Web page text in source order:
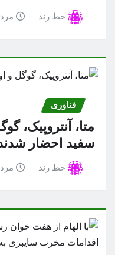
خط رند مرداد ۱۶,
فناوری
متا، آنتروپیک،
سفید احضار
خط رند مرداد